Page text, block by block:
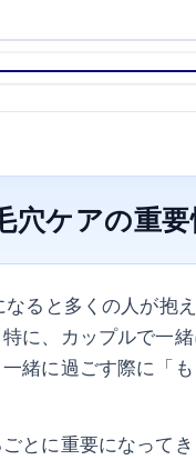
穴ケアの重
ると多くの人が抱
に、カップルで一
緒に過ごす際に「
とに重要になって